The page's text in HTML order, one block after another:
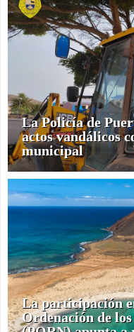
La Policía de
actos vandálicos
municipal
La participación
Ordenación de